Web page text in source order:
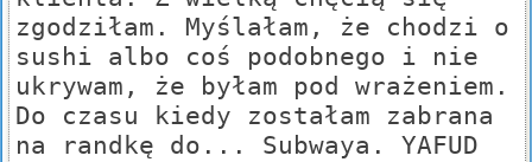
zgodziłam. Myślałam, że chodzi o
sushi albo coś podobnego i nie
ukrywam, że byłam pod wrażeniem.
Do czasu kiedy zostałam zabrana
na randkę do... Subwaya. YAFUD